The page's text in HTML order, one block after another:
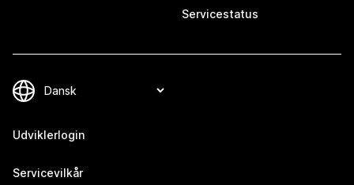
Servicestatus
Udviklerlogin
Servicevilkår